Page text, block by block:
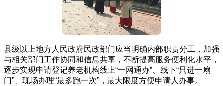
县级以上地方人民政府民政部门应当明确内部职责分工，加强
与相关部门工作协同和信息共享，不断提高服务便利化水平，
逐步实现申请登记养老机构线上“一网通办”、线下“只进一扇
门”、现场办理“最多跑一次”，最大限度方便申请人办事。